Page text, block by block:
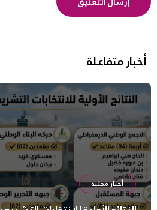
أخبار متفاعلة
أخبار محلية